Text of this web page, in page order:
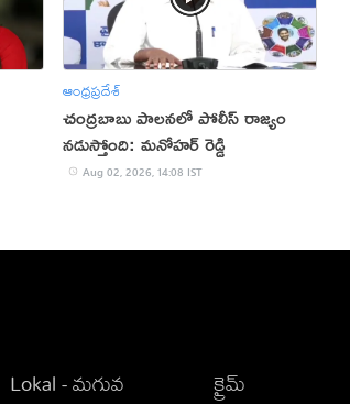
ఆంధ్రప్రదేశ్
చంద్రబాబు పాలనలో పోలీస్ రాజ్యం
నడుస్తోంది: మనోహర్ రెడ్డి
Aug 02, 2026, 14:08 IST
Lokal - మగువ
క్రైమ్